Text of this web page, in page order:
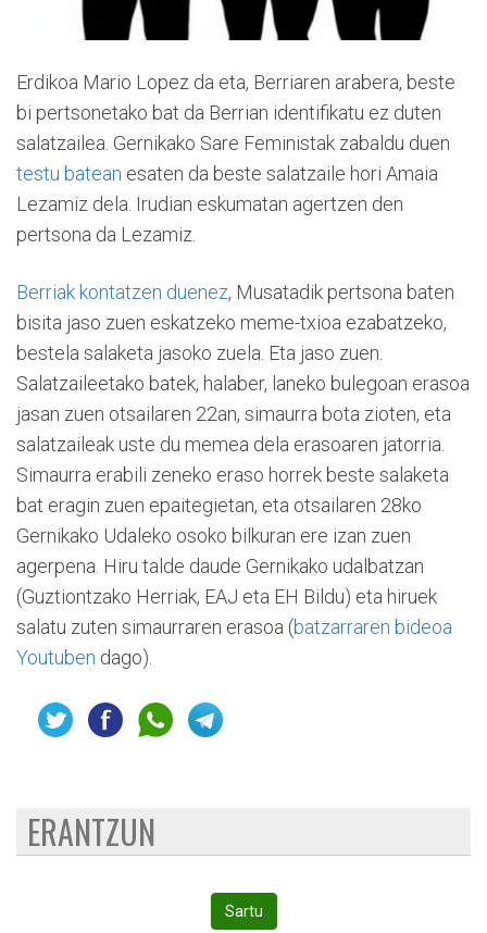
Erdikoa Mario Lopez da eta, Berriaren arabera, beste
bi pertsonetako bat da Berrian identifikatu ez duten
salatzailea. Gernikako Sare Feministak zabaldu duen
testu batean esaten da beste salatzaile hori Amaia
Lezamiz dela. Irudian eskumatan agertzen den
pertsona da Lezamiz.
Berriak kontatzen duenez, Musatadik pertsona baten
bisita jaso zuen eskatzeko meme-txioa ezabatzeko,
bestela salaketa jasoko zuela. Eta jaso zuen.
Salatzaileetako batek, halaber, laneko bulegoan erasoa
jasan zuen otsailaren 22an, simaurra bota zioten, eta
salatzaileak uste du memea dela erasoaren jatorria.
Simaurra erabili zeneko eraso horrek beste salaketa
bat eragin zuen epaitegietan, eta otsailaren 28ko
Gernikako Udaleko osoko bilkuran ere izan zuen
agerpena. Hiru talde daude Gernikako udalbatzan
(Guztiontzako Herriak, EAJ eta EH Bildu) eta hiruek
salatu zuten simaurraren erasoa (batzarraren bideoa
Youtuben dago).
ERANTZUN
Sartu